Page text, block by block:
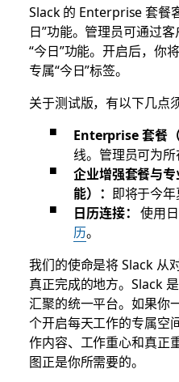
Slack 的 Enterprise 套餐
日”功能。管理员可通过
“今日”功能。开启后，你
专属“今日”标签。
关于测试版，有以下几点
Enterprise 套餐
线。管理员可为所
企业增强套餐与
能）： 即将于今年
日历连接： 使用
历。
我们的使命是将 Slack 从
真正完成的地方。Slack
汇聚的统一平台。如果你
个开启每天工作的专属
作内容、工作重心和真
图正是你所需要的。